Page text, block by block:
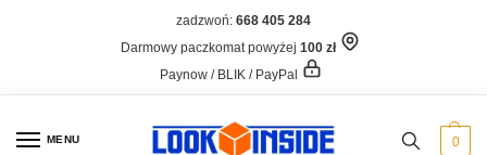
zadzwoń: 668 405 284
Darmowy paczkomat powyżej 100 zł
Paynow / BLIK / PayPal
MENU 0